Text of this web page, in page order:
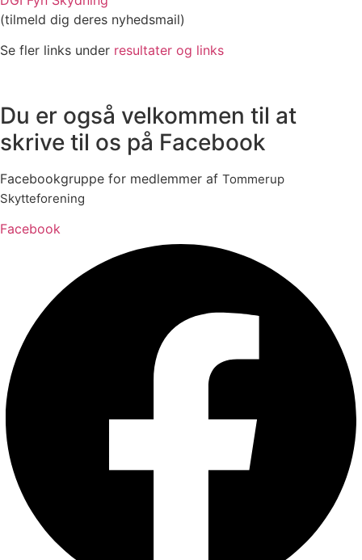
(tilmeld dig deres nyhedsmail)
Se fler links under resultater og links
Du er også velkommen til at
skrive til os på Facebook ​
Facebookgruppe for medlemmer af Tommerup
Skytteforening
Facebook